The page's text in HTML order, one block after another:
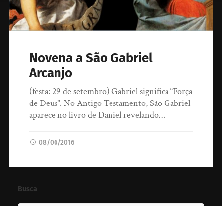
Novena a São Gabriel
Arcanjo
(festa: 29 de setembro) Gabriel significa “Força
de Deus”. No Antigo Testamento, São Gabriel
aparece no livro de Daniel revelando…
08/06/2016
Busca